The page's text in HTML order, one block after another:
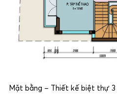
Mặt bằng – Thiết kế biệt thự